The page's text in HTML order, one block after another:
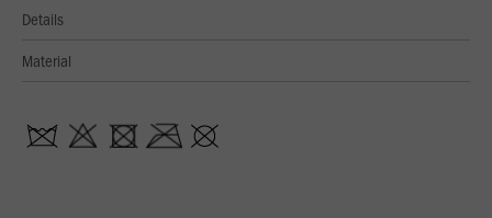
Details
Material